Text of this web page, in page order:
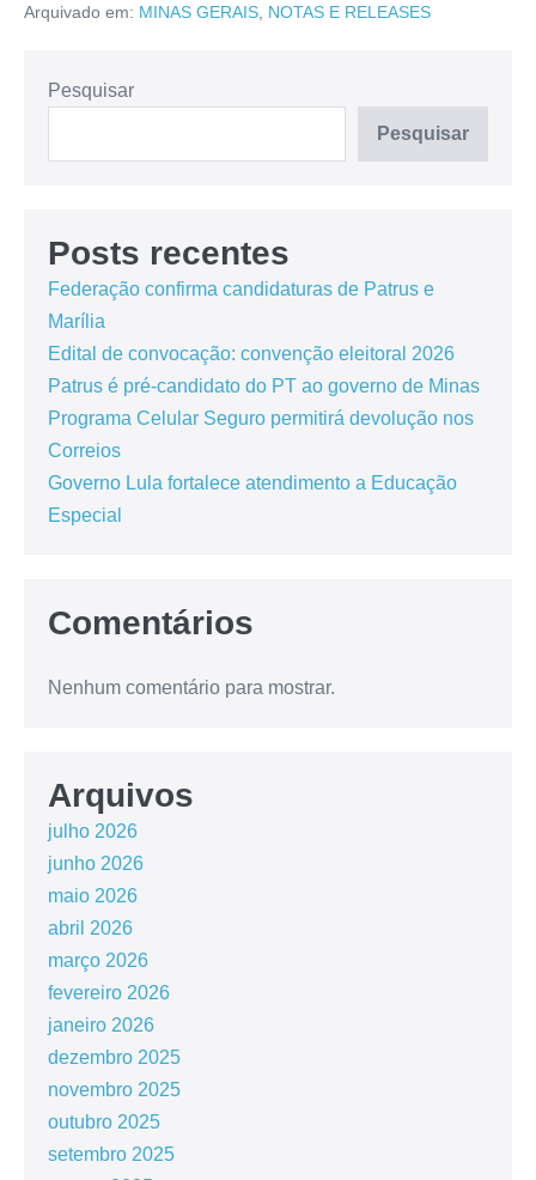
Arquivado em: MINAS GERAIS NOTAS E RELEASES
Pesquisar
Pesquisar
Posts recentes
Federação confirma candidaturas de Patrus e
Marília
Edital de convocação: convenção eleitoral 2026
Patrus é pré-candidato do PT ao governo de Minas
Programa Celular Seguro permitirá devolução nos
Correios
Governo Lula fortalece atendimento a Educação
Especial
Comentários
Nenhum comentário para mostrar.
Arquivos
julho 2026
junho 2026
maio 2026
abril 2026
março 2026
fevereiro 2026
janeiro 2026
dezembro 2025
novembro 2025
outubro 2025
setembro 2025